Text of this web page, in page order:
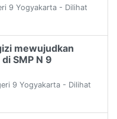
9 Yogyakarta - Dilihat
mewujudkan
SMP N 9
9 Yogyakarta - Dilihat